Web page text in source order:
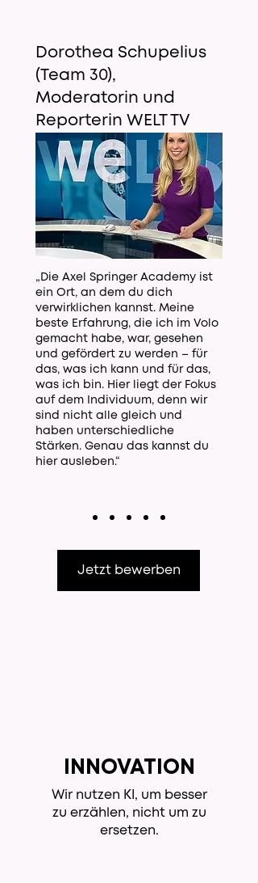
Dorothea Schupelius
(Team 30),
Moderatorin und
Reporterin WELT TV
„Die Axel Springer Academy ist
ein Ort, an dem du dich
verwirklichen kannst. Meine
beste Erfahrung, die ich im Volo
gemacht habe, war, gesehen
und gefördert zu werden – für
das, was ich kann und für das,
was ich bin. Hier liegt der Fokus
auf dem Individuum, denn wir
sind nicht alle gleich und
haben unterschiedliche
Stärken. Genau das kannst du
hier ausleben.“
Jetzt bewerben
INNOVATION
Wir nutzen KI, um besser
zu erzählen, nicht um zu
ersetzen.